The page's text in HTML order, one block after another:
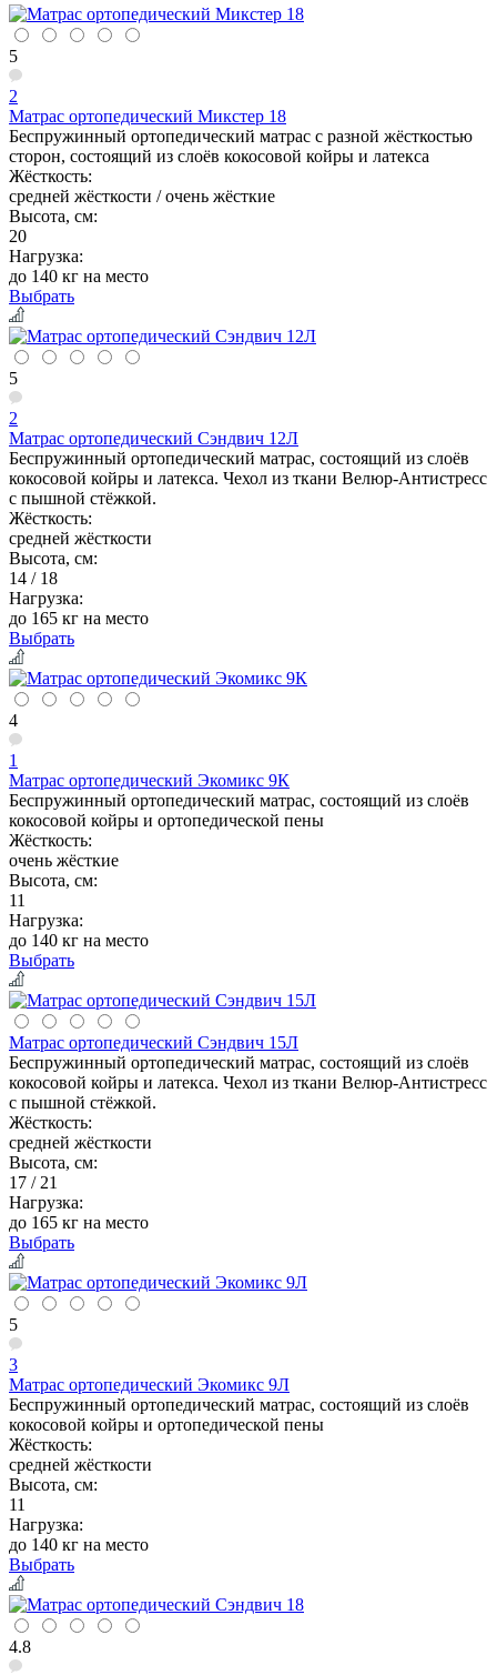
5
2
Матрас ортопедический Микстер 18
Беспружинный ортопедический матрас с разной жёсткостью
сторон, состоящий из слоёв кокосовой койры и латекса
Жёсткость:
средней жёсткости / очень жёсткие
Высота, см:
20
Нагрузка:
до 140 кг на место
Выбрать
5
2
Матрас ортопедический Сэндвич 12Л
Беспружинный ортопедический матрас, состоящий из слоёв
кокосовой койры и латекса. Чехол из ткани Велюр-Антистресс
с пышной стёжкой.
Жёсткость:
средней жёсткости
Высота, см:
14 / 18
Нагрузка:
до 165 кг на место
Выбрать
4
1
Матрас ортопедический Экомикс 9К
Беспружинный ортопедический матрас, состоящий из слоёв
кокосовой койры и ортопедической пены
Жёсткость:
очень жёсткие
Высота, см:
11
Нагрузка:
до 140 кг на место
Выбрать
Матрас ортопедический Сэндвич 15Л
Беспружинный ортопедический матрас, состоящий из слоёв
кокосовой койры и латекса. Чехол из ткани Велюр-Антистресс
с пышной стёжкой.
Жёсткость:
средней жёсткости
Высота, см:
17 / 21
Нагрузка:
до 165 кг на место
Выбрать
5
3
Матрас ортопедический Экомикс 9Л
Беспружинный ортопедический матрас, состоящий из слоёв
кокосовой койры и ортопедической пены
Жёсткость:
средней жёсткости
Высота, см:
11
Нагрузка:
до 140 кг на место
Выбрать
4.8